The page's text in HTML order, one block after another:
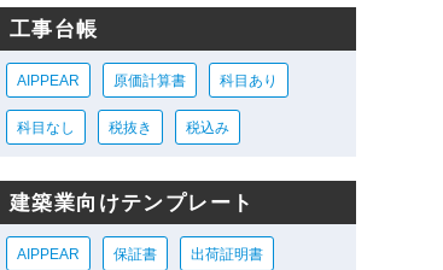
工事台帳
AIPPEAR 原価計算書 科目あり
科目なし 税抜き 税込み
建築業向けテンプレート
AIPPEAR 保証書 出荷証明書